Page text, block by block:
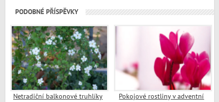
PODOBNÉ PŘÍSPĚVKY
Netradiční balkonové truhlíky
Pokojové rostliny v adventní